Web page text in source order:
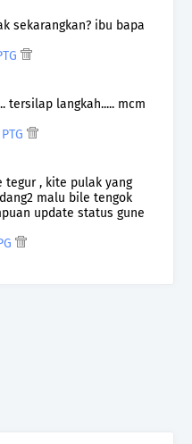
sekarangkan? ibu bapa
tersilap langkah..... mcm
, kite pulak yang
malu bile tengok
update status gune